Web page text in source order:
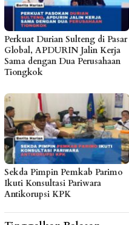
Perkuat Durian Sulteng di Pasar
Global, APDURIN Jalin Kerja
Sama dengan Dua Perusahaan
Tiongkok
Sekda Pimpin Pemkab Parimo
Ikuti Konsultasi Pariwara
Antikorupsi KPK